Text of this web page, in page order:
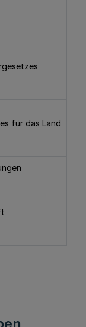
für das Land